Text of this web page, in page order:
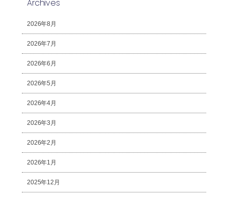
Archives
2026年8月
2026年7月
2026年6月
2026年5月
2026年4月
2026年3月
2026年2月
2026年1月
2025年12月